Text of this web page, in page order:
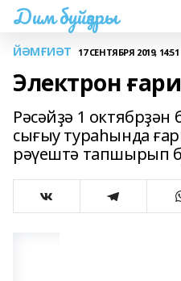
Дим буйҙары
ЙӘМҒИӘТ 17 СЕНТЯБРЯ 2019, 14:51
Электрон
Рәсәйҙә 1 октябрҙән
сығыу тураһында
рәүештә тапшырып